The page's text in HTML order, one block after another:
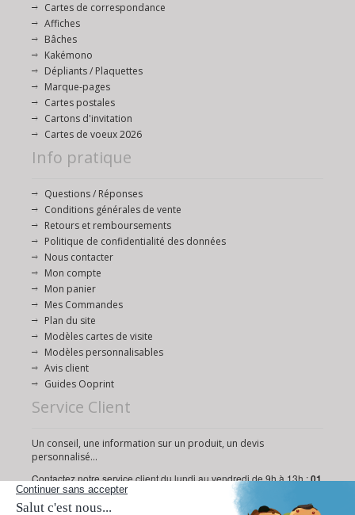
Cartes de correspondance
Affiches
Bâches
Kakémono
Dépliants / Plaquettes
Marque-pages
Cartes postales
Cartons d'invitation
Cartes de voeux 2026
Info pratique
Questions / Réponses
Conditions générales de vente
Retours et remboursements
Politique de confidentialité des données
Nous contacter
Mon compte
Mon panier
Mes Commandes
Plan du site
Modèles cartes de visite
Modèles personnalisables
Avis client
Guides Ooprint
Service Client
Un conseil, une information sur un produit, un devis
personnalisé...
Contactez notre service client du lundi au vendredi de 9h à 13h :01
72 95 18 19
Ou via notreformulaire de contact